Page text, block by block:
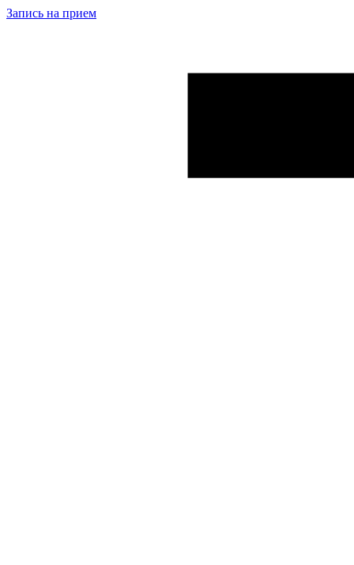
Запись на прием